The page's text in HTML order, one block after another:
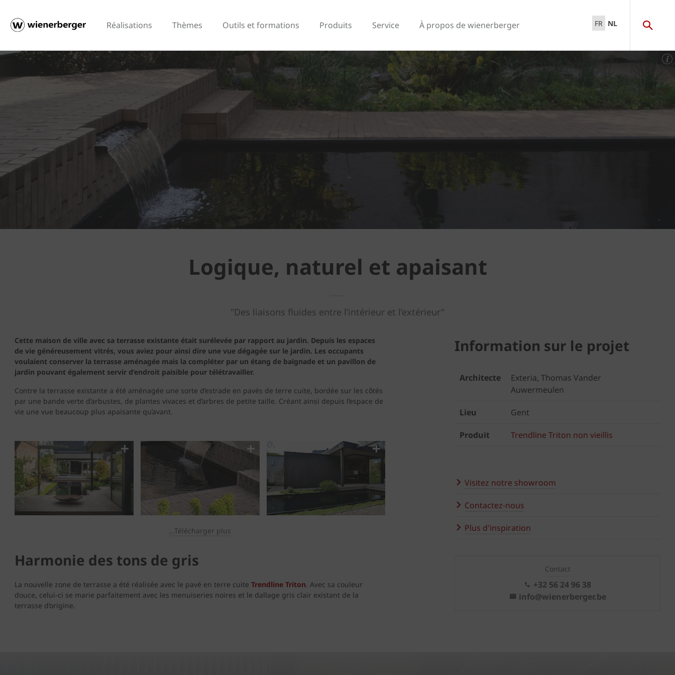
Réalisations Thèmes Outils et formations Produits Service À propos de wienerberger FR NL
Logique, naturel et apaisant
"Des liaisons fluides entre l’intérieur et l’extérieur"
Cette maison de ville avec sa terrasse existante était surélevée par rapport au jardin. Depuis les espaces
de vie généreusement vitrés, vous aviez pour ainsi dire une vue dégagée sur le jardin. Les occupants
voulaient conserver la terrasse aménagée mais la compléter par un étang de baignade et un pavillon de
jardin pouvant également servir d’endroit paisible pour télétravailler.
Contre la terrasse existante a été aménagée une sorte d’estrade en pavés de terre cuite, bordée sur les côtés
par une bande verte d’arbustes, de plantes vivaces et d’arbres de petite taille. Créant ainsi depuis l’espace de
vie une vue beaucoup plus apaisante qu’avant.
...Télécharger plus
Harmonie des tons de gris
La nouvelle zone de terrasse a été réalisée avec le pavé en terre cuite Trendline Triton. Avec sa couleur
douce, celui-ci se marie parfaitement avec les menuiseries noires et le dallage gris clair existant de la
terrasse d’origine.
Information sur le projet
Architecte
Exteria, Thomas Vander
Auwermeulen
Lieu Gent
Produit Trendline Triton non vieillis
Visitez notre showroom
Contactez-nous
Plus d'inspiration
Contact
+32 56 24 96 38
info@wienerberger.be